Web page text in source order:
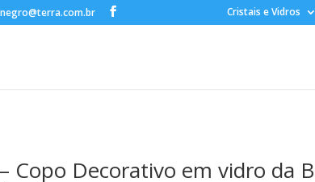
Cristais e Vidros
Copo Decorativo em vidro da